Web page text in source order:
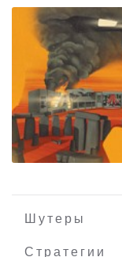
Шутеры
Стратегии